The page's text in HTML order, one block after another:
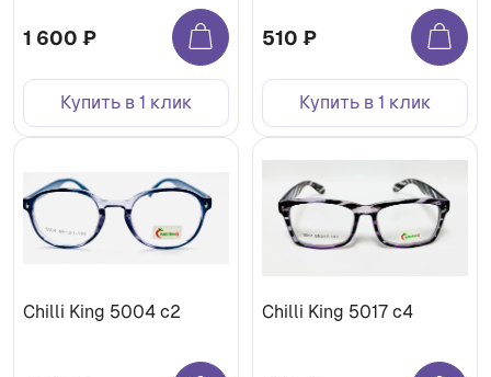
1 600 ₽
Купить в 1 клик
510 ₽
Купить в 1 клик
Chilli King 5004 с2 Chilli King 5017 с4